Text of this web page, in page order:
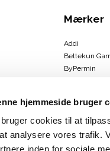
hjemmeside bruger
cookies til at
analysere vores trafik.
Mærker
Addi
Bettekun
ByPermin
DMC
Drops
DROPS Design